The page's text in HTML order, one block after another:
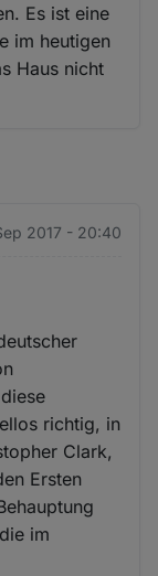
Es ist eine
im heutigen
Haus nicht
2017 - 20:40
richtig, in
Clark,
Ersten
im